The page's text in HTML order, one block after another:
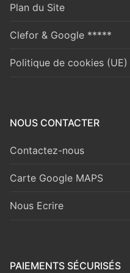
Plan du Site
Clefor & Google *****
Politique de cookies (UE)
NOUS CONTACTER
Contactez-nous
Carte Google MAPS
Nous Ecrire
PAIEMENTS SÉCURISÉS